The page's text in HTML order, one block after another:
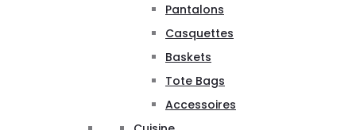
Pantalons
Casquettes
Baskets
Tote Bags
Accessoires